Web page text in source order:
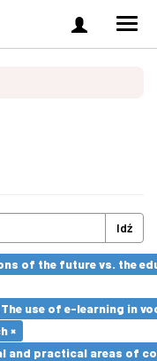
Zaloguj
się
Idź
of the future vs. the
use of e-learning in
×
and practical areas of